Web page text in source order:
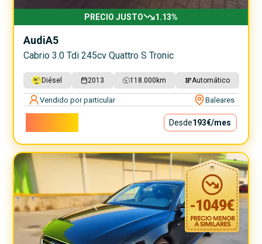
PRECIO JUSTO 1.13%
AudiA5
Cabrio 3.0 Tdi 245cv Quattro S Tronic
Diésel 2013 118.000 km Automático
Vendido por particular Baleares
Desde193€/mes
-1049€